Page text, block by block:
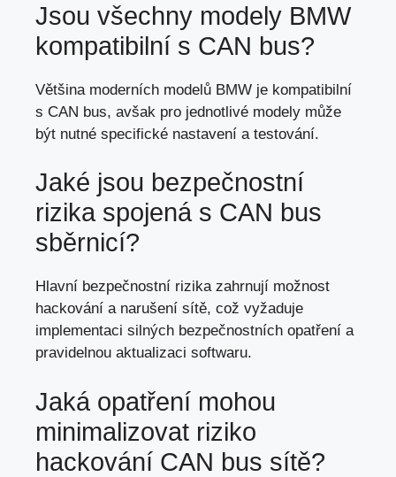
Jsou všechny modely BMW
kompatibilní s CAN bus?
Většina moderních modelů BMW je kompatibilní
s CAN bus, avšak pro jednotlivé modely může
být nutné specifické nastavení a testování.
Jaké jsou bezpečnostní
rizika spojená s CAN bus
sběrnicí?
Hlavní bezpečnostní rizika zahrnují možnost
hackování a narušení sítě, což vyžaduje
implementaci silných bezpečnostních opatření a
pravidelnou aktualizaci softwaru.
Jaká opatření mohou
minimalizovat riziko
hackování CAN bus sítě?